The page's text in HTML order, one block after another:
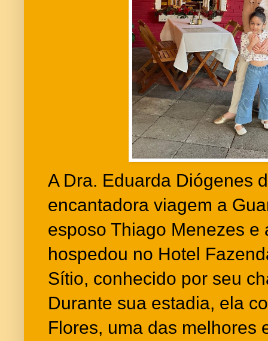
A Dra. Eduarda Diógenes
encantadora viagem a
esposo Thiago Menezes e
hospedou no Hotel
Sítio, conhecido por seu
Durante sua estadia, ela
Flores, uma das melhores